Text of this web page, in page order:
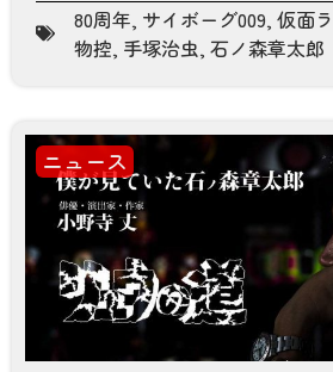
80周年, サイボーグ009, 仮面
物控, 手塚治虫, 石ノ森章太郎
ニュース